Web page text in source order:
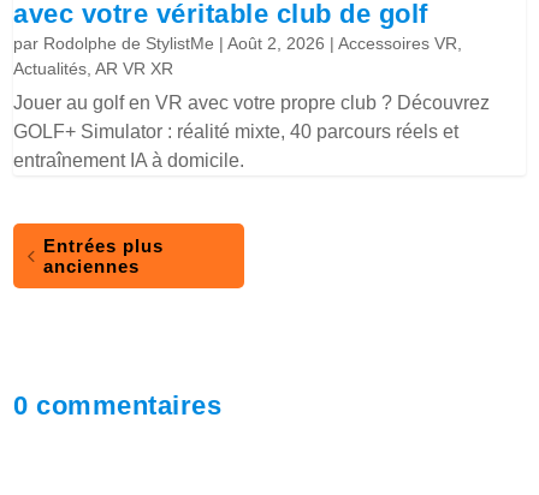
avec votre véritable club de golf
par Rodolphe de StylistMe |Août 2, 2026 |Accessoires VR,
Actualités,AR VR XR
Jouer au golf en VR avec votre propre club ? Découvrez
GOLF+ Simulator : réalité mixte, 40 parcours réels et
entraînement IA à domicile.
Entrées plus
anciennes
0 commentaires